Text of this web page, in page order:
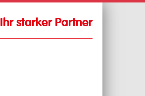
Ihr starker Partner